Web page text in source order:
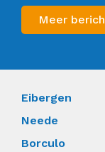
Meer
Eibergen
Neede
Borculo